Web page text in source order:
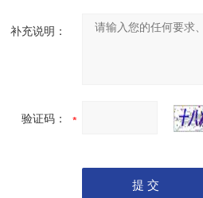
补充说明：
验证码：